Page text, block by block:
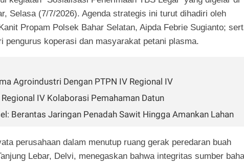
Selasa (7/7/2026). Agenda strategis ini turut dihadiri oleh
Propam Polsek Bahar Selatan, Aipda Febrie Sugianto;
pengurus koperasi dan masyarakat petani plasma.
Agroindustri Dengan PTPN IV Regional IV
IV Kolaborasi Pemahaman Datun
Berantas Jaringan Penadah Sawit Hingga Amankan Lahan
perusahaan dalam menutup ruang gerak peredaran buah
Lebar, Delvi, menegaskan bahwa integritas sumber